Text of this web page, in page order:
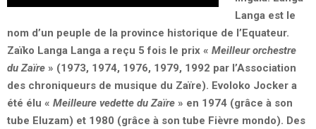
Langa est le
nom d’un peuple de la province historique de l’Equateur.
Zaïko Langa Langa a reçu 5 fois le prix « Meilleur orchestre
du Zaïre » (1973, 1974, 1976, 1979, 1992 par l’Association
des chroniqueurs de musique du Zaïre). Evoloko Jocker a
été élu « Meilleure vedette du Zaïre » en 1974 (grâce à son
tube Eluzam) et 1980 (grâce à son tube Fièvre mondo). Des